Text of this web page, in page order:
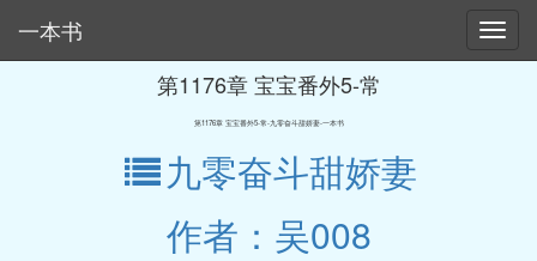
一本书
第1176章 宝宝番外5-常
第1176章 宝宝番外5-常-九零奋斗甜娇妻-一本书
九零奋斗甜娇妻
作者：吴008